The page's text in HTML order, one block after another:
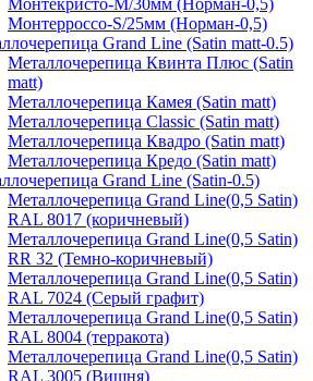
Монтерроссо-S/25мм (Норман-0,5)
Grand Line (Satin matt-0.5)
Металлочерепица Квинта Плюс (Satin
matt)
Металлочерепица Камея (Satin matt)
Металлочерепица Classic (Satin matt)
Металлочерепица Квадро (Satin matt)
Металлочерепица Кредо (Satin matt)
Grand Line (Satin-0.5)
Металлочерепица Grand Line(0,5 Satin)
RAL 8017 (коричневый)
Металлочерепица Grand Line(0,5 Satin)
RR 32 (Темно-коричневый)
Металлочерепица Grand Line(0,5 Satin)
RAL 7024 (Серый графит)
Металлочерепица Grand Line(0,5 Satin)
RAL 8004 (терракота)
Металлочерепица Grand Line(0,5 Satin)
RAL 3005 (Вишня)